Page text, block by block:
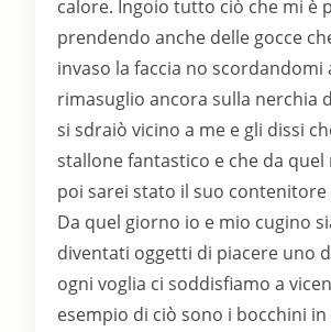
calore. Ingoio tutto ciò che mi è
prendendo anche delle gocce
invaso la faccia no scordandomi
rimasuglio ancora sulla nerchia
si sdraiò vicino a me e gli dissi
stallone fantastico e che da
poi sarei stato il suo
Da quel giorno io e mio cugino
diventati oggetti di piacere uno
ogni voglia ci soddisfiamo a
esempio di ciò sono i bocchini